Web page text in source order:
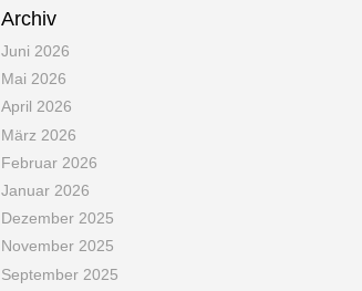
Archiv
Juni 2026
Mai 2026
April 2026
März 2026
Februar 2026
Januar 2026
Dezember 2025
November 2025
September 2025